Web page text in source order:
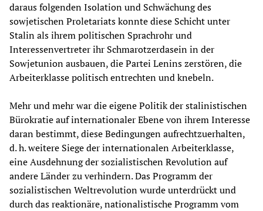
daraus folgenden Isolation und Schwächung des
sowjetischen Proletariats konnte diese Schicht unter
Stalin als ihrem politischen Sprachrohr und
Interessenvertreter ihr Schmarotzerdasein in der
Sowjetunion ausbauen, die Partei Lenins zerstören, die
Arbeiterklasse politisch entrechten und knebeln.
Mehr und mehr war die eigene Politik der stalinistischen
Bürokratie auf internationaler Ebene von ihrem Interesse
daran bestimmt, diese Bedingungen aufrechtzuerhalten,
d. h. weitere Siege der internationalen Arbeiterklasse,
eine Ausdehnung der sozialistischen Revolution auf
andere Länder zu verhindern. Das Programm der
sozialistischen Weltrevolution wurde unterdrückt und
durch das reaktionäre, nationalistische Programm vom